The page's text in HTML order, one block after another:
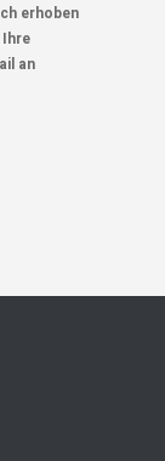
erhoben
Ihre
an